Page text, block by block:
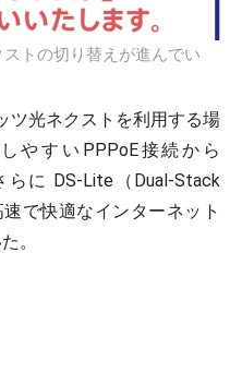
トの切り替えが進んでい
ツ光ネクストを利用する場
やすいPPPoE接続から
らに DS-Lite（Dual-Stack
で快適なインターネット
。